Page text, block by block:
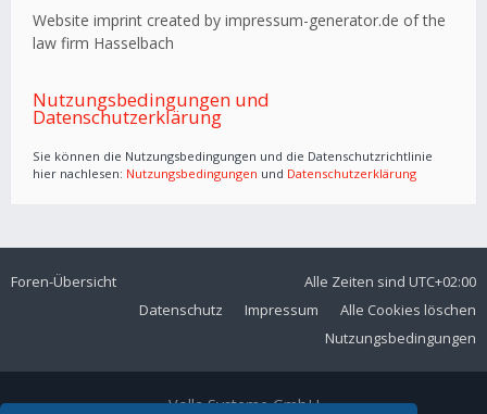
Website imprint created by impressum-generator.de of the
law firm Hasselbach
Nutzungsbedingungen und
Datenschutzerklärung
Sie können die Nutzungsbedingungen und die Datenschutzrichtlinie
hier nachlesen: Nutzungsbedingungen und Datenschutzerklärung
Foren-Übersicht Alle Zeiten sind UTC+02:00
Alle Cookies löschen
Impressum
Datenschutz
Nutzungsbedingungen
Volla Systeme GmbH